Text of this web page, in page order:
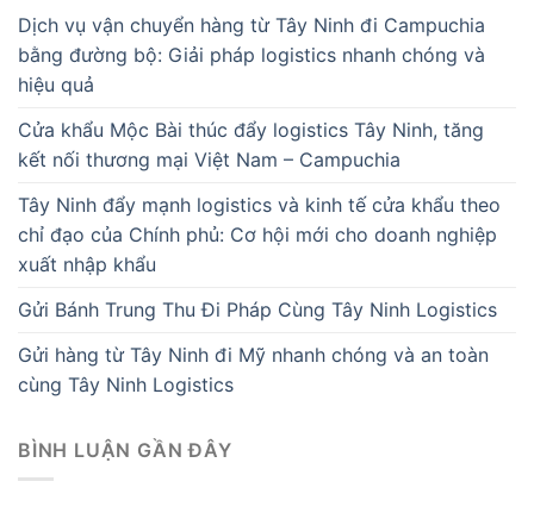
Dịch vụ vận chuyển hàng từ Tây Ninh đi Campuchia
bằng đường bộ: Giải pháp logistics nhanh chóng và
hiệu quả
Cửa khẩu Mộc Bài thúc đẩy logistics Tây Ninh, tăng
kết nối thương mại Việt Nam – Campuchia
Tây Ninh đẩy mạnh logistics và kinh tế cửa khẩu theo
chỉ đạo của Chính phủ: Cơ hội mới cho doanh nghiệp
xuất nhập khẩu
Gửi Bánh Trung Thu Đi Pháp Cùng Tây Ninh Logistics
Gửi hàng từ Tây Ninh đi Mỹ nhanh chóng và an toàn
cùng Tây Ninh Logistics
BÌNH LUẬN GẦN ĐÂY